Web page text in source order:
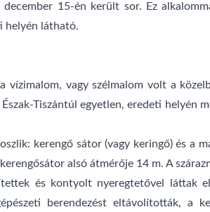
15-én került sor. Ez
helyén látható.
vagy szélmalom volt a
Tiszántúl egyetlen, eredeti helyén
kerengő sátor (vagy keringő) és a
alsó átmérője 14 m. A
és kontyolt nyeregtetővel láttak
berendezést eltávolították, a